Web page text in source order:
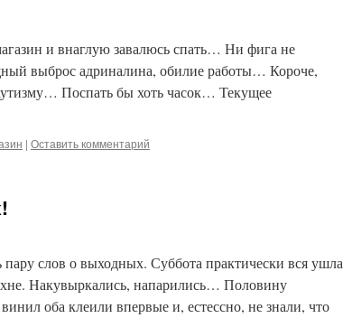
и внаглую завалюсь спать… Ни фига не
выброс адриналина, обилие работы… Короче,
Поспать бы хоть часок… Текущее
| Оставить комментарий
слов о выходных. Суббота практически вся ушла
Накувыркались, напарились… Половину
оба клеили впервые и, естессно, не знали, что